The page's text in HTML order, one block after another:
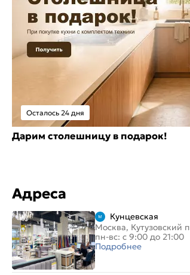
Осталось 24 дня
Дарим столешницу в подарок!
Адреса
Кунцевская
Москва, Кутузовский
пн-вс: с 9:00 до 21:00
Подробнее